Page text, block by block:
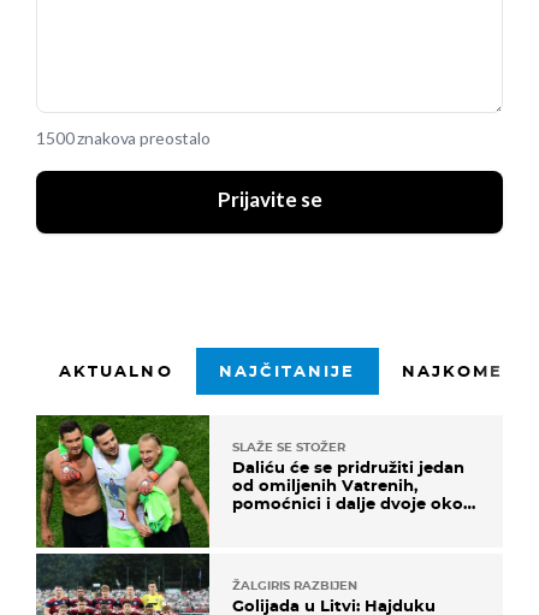
1500 znakova preostalo
Prijavite se
AKTUALNO NAJČITANIJE
SLAŽE SE STOŽER
Daliću će se pridružiti jedan
od omiljenih Vatrenih,
pomoćnici i dalje dvoje oko
ŽALGIRIS RAZBIJEN
Golijada u Litvi: Hajduku